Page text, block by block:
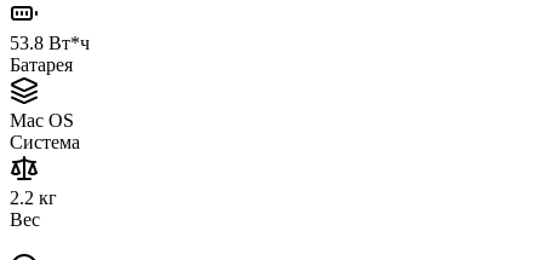
53.8 Вт*ч
Батарея
Mac OS
Система
2.2 кг
Вес